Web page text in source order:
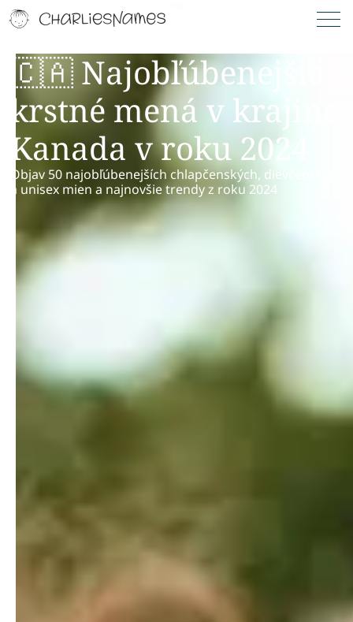
🇨🇦 Najobľúbenejšie
krstné mená v krajine
Kanada v roku 2024
Objav 50 najobľúbenejších chlapčenských, dievčenských
a unisex mien a najnovšie trendy z roku 2024